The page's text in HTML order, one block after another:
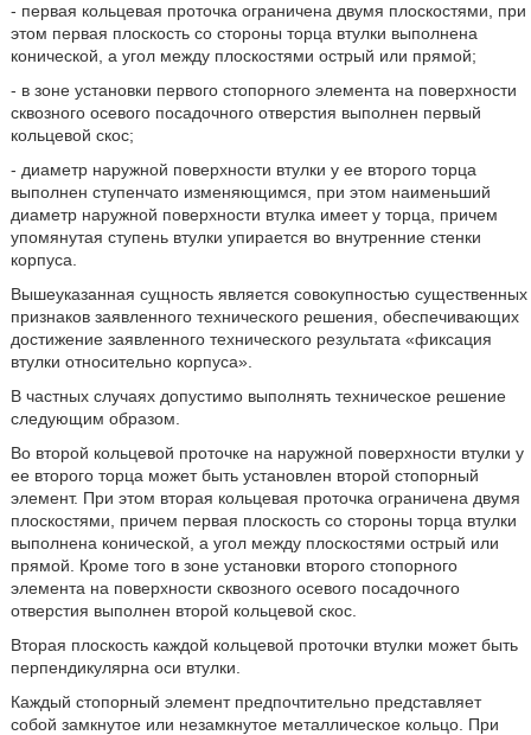
- первая кольцевая проточка ограничена двумя плоскостями, при
этом первая плоскость со стороны торца втулки выполнена
конической, а угол между плоскостями острый или прямой;
- в зоне установки первого стопорного элемента на поверхности
сквозного осевого посадочного отверстия выполнен первый
кольцевой скос;
- диаметр наружной поверхности втулки у ее второго торца
выполнен ступенчато изменяющимся, при этом наименьший
диаметр наружной поверхности втулка имеет у торца, причем
упомянутая ступень втулки упирается во внутренние стенки
корпуса.
Вышеуказанная сущность является совокупностью существенных
признаков заявленного технического решения, обеспечивающих
достижение заявленного технического результата «фиксация
втулки относительно корпуса».
В частных случаях допустимо выполнять техническое решение
следующим образом.
Во второй кольцевой проточке на наружной поверхности втулки у
ее второго торца может быть установлен второй стопорный
элемент. При этом вторая кольцевая проточка ограничена двумя
плоскостями, причем первая плоскость со стороны торца втулки
выполнена конической, а угол между плоскостями острый или
прямой. Кроме того в зоне установки второго стопорного
элемента на поверхности сквозного осевого посадочного
отверстия выполнен второй кольцевой скос.
Вторая плоскость каждой кольцевой проточки втулки может быть
перпендикулярна оси втулки.
Каждый стопорный элемент предпочтительно представляет
собой замкнутое или незамкнутое металлическое кольцо. При